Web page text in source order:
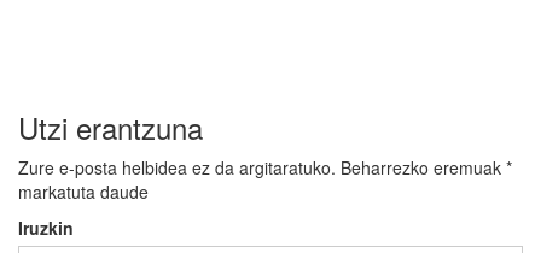
nabigatu
Utzi erantzuna
Zure e-posta helbidea ez da argitaratuko. Beharrezko eremuak *
markatuta daude
Iruzkin